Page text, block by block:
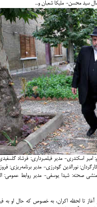
سید محسن- ملیکا شعبان و...
اسکندری- مدیر فیلمبرداری: فرشاد
نور‌الدین گودرزی- مدیر برنامه‌ریزی:
صحنه: شیدا یوسفی- مدیر روابط عمومی:
آغاز تا لحظه اکران، به خصوص که حال او به